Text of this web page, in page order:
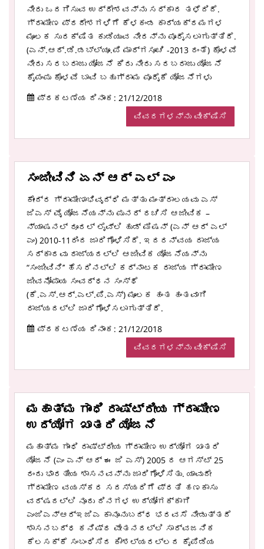
ನೀರು ಒದಗಿಸುವ ಉದ್ದೇಶವನ್ನು ಸರ್ಕಾರ ತಳೆದಿದೆ.
ಗ್ರಾಮೀಣ ಪ್ರದೇಶಗಳಿಗೆ ಕೆಳಕಂಡ ಕಾರ್ಯಕ್ರಮಗಳ
ಮೂಲಕ ಸುರಕ್ಷಿತ ಕುಡಿಯುವ ನೀರನ್ನು ಪೂರೈಸಲಾಗುತ್ತಿದೆ.
(ಎನ್.ಆರ್.ಡಿ.ಡಬ್ಲ್ಯೂ.ಪಿ ಮಾರ್ಗಸೂಚಿ -2013 ರಂತೆ) ಕೊಳವೆ
ನೀರು ಸರಬರಾಜು ಯೋಜನೆ ಕಿರು ನೀರು ಸರಬರಾಜು ಯೋಜನೆ
ಕೈಪಂಪು ಕೊಳವೆ ಬಾವಿ ಬಹುಗ್ರಾಮ ಪೂರೈಕೆ ಯೋಜನೆಗಳು
ಪ್ರಕಟಣೆಯ ದಿನಾಂಕ: 21/12/2018
ವಿವರಗಳನ್ನು ವೀಕ್ಷಿಸಿ
ಸಂಜೀವಿನಿ ಏನ್ ಆರ್ ಎಲ್ ಎಂ
ಕೇಂದ್ರ ಗ್ರಾಮೀಣಾಭಿವೃದ್ಧಿ ಮತ್ತು ಮಂತ್ರಾಲಯವು ಎಸ್
ಜಿಎಸ್ ವೈ ಯೋಜನೆಯನ್ನು ಪುನರ್ ರಚಿಸಿ ಆಜೀವಿಕ –
ನ್ಯಾಷನಲ್ ರೂರಲ್ ಲೈವ್ಲಿ ಹುಡ್ ಮಿಷನ್ (ಎನ್ ಆರ್ ಎಲ್
ಎಂ) 2010-11ರಿಂದ ಜಾರಿಗೊಳಿಸಿದೆ. ಇದರನ್ವಯ ರಾಜ್ಯ
ಸರ್ಕಾರವು ರಾಜ್ಯದಲ್ಲಿ ಆಜೀವಿಕ ಯೋಜನೆಯನ್ನು
“ಸಂಜೀವಿನಿ’’ ಹೆಸರಿನಲ್ಲಿ ಕರ್ನಾಟಕ ರಾಜ್ಯ ಗ್ರಾಮೀಣ
ಜೀವನೋಪಾಯ ಸಂವರ್ಧನ ಸಂಸ್ಥೆ
(ಕೆ.ಎಸ್.ಆರ್.ಎಲ್.ಪಿ.ಎಸ್) ಮೂಲಕ ಹಂತ ಹಂತವಾಗಿ
ರಾಜ್ಯದಲ್ಲಿ ಜಾರಿಗೊಳಿಸಲಾಗುತ್ತಿದೆ.
ಪ್ರಕಟಣೆಯ ದಿನಾಂಕ: 21/12/2018
ವಿವರಗಳನ್ನು ವೀಕ್ಷಿಸಿ
ಮಹಾತ್ಮ ಗಾಂಧಿ ರಾಷ್ಟ್ರೀಯ ಗ್ರಾಮೀಣ
ಉದ್ಯೋಗ ಖಾತರಿ ಯೋಜನೆ
ಮಹಾತ್ಮ ಗಾಂಧಿ ರಾಷ್ಟ್ರೀಯ ಗ್ರಾಮೀಣ ಉದ್ಯೋಗ ಖಾತರಿ
ಯೋಜನೆ (ಎಂ ಎನ್ ಆರ್ ಈ ಜಿ ಎಸ್) 2005 ರ ಆಗಸ್ಟ್ 25
ರಂದು ಭಾರತೀಯ ಶಾಸನವನ್ನು ಜಾರಿಗೊಳಿಸಿತು. ಯಾವುದೇ
ಗ್ರಾಮೀಣ ವಯಸ್ಕರ ಸದಸ್ಯರಿಗೆ ಪ್ರತಿ ಹಣಕಾಸು
ವರ್ಷದಲ್ಲಿ ನೂರು ದಿನಗಳ ಉದ್ಯೋಗಕ್ಕಾಗಿ
ಎಂಜಿಎನ್ಆರ್ಇಜಿಎ ಕಾನೂನುಬದ್ಧ ಭರವಸೆ ನೀಡುತ್ತದೆ
ಶಾಸನಬದ್ಧ ಕನಿಷ್ಠ ವೇತನದಲ್ಲಿ ಸಾರ್ವಜನಿಕ
ಕೆಲಸಕ್ಕೆ ಸಂಬಂಧಿಸಿದ ಕೌಶಲ್ಯರಲ್ಲದ ಕೈಪಿಡಿಯ